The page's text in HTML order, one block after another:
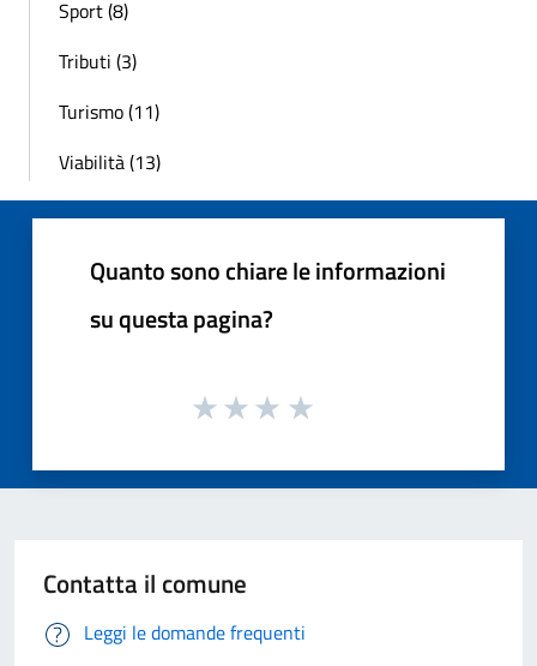
Sport (8)
Tributi (3)
Turismo (11)
Viabilità (13)
Quanto sono chiare le informazioni
su questa pagina?
Contatta il comune
Leggi le domande frequenti